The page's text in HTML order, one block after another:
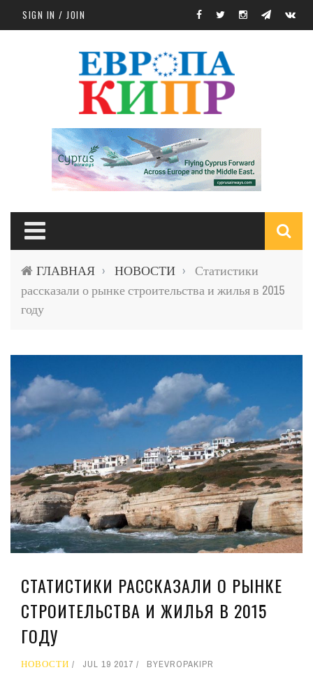
Skip to main content
SIGN IN / JOIN
ГЛАВНАЯ › НОВОСТИ ›
Статистики
рассказали о рынке строительства и жилья в 2015
году
СТАТИСТИКИ РАССКАЗАЛИ О РЫНКЕ
СТРОИТЕЛЬСТВА И ЖИЛЬЯ В 2015
ГОДУ
НОВОСТИ JUL 19 2017 BYEVROPAKIPR